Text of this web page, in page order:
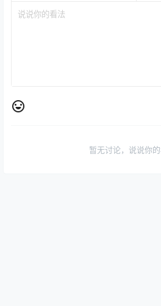
暂无讨论，说说你